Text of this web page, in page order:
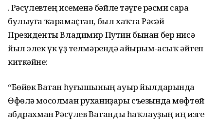
Ғ. Рәсүлевтең исеменә бәйле тәүге рәсми сара
булыуға ҡарамаҫтан, был хаҡта Рәсәй
Президенты Владимир Путин бынан бер нисә
йыл элек үк үҙ телмәрендә айырым-асыҡ әйтеп
киткәйне:
“Бөйөк Ватан һуғышының ауыр йылдарында
Өфөлә мосолман руханиҙары съезында мөфтөй
Ғабдрахман Рәсүлев Ватанды һаҡлауҙың иң изге